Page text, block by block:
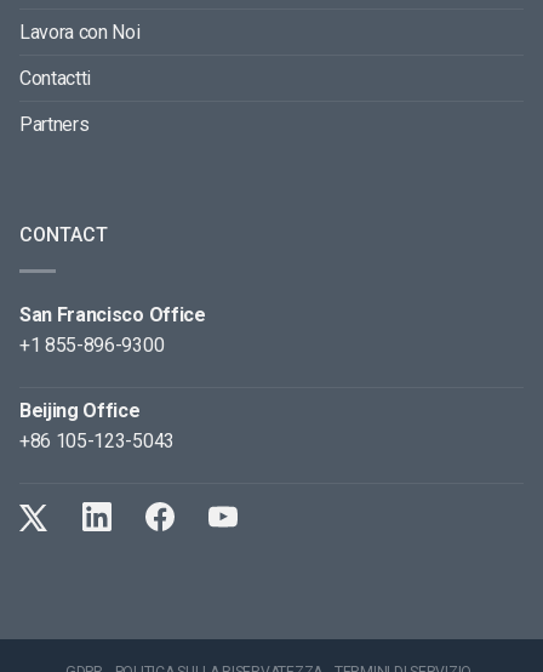
Lavora con Noi
Contactti
Partners
CONTACT
San Francisco Office
+1 855-896-9300
Beijing Office
+86 105-123-5043